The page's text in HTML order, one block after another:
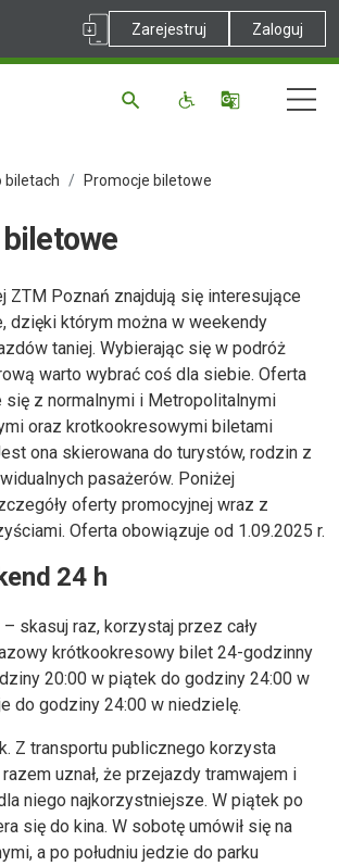
Zarejestruj Zaloguj
biletach Promocje biletowe
ZTM Poznań znajdują się interesujące
dzięki którym można w weekendy
taniej. Wybierając się w podróż
warto wybrać coś dla siebie. Oferta
się z normalnymi i Metropolitalnymi
oraz krotkookresowymi biletami
ona skierowana do turystów, rodzin z
pasażerów. Poniżej
oferty promocyjnej wraz z
Oferta obowiązuje od 1.09.2025 r.
24 h
skasuj raz, korzystaj przez cały
krótkookresowy bilet 24-godzinny
20:00 w piątek do godziny 24:00 w
do godziny 24:00 w niedzielę.
Z transportu publicznego korzysta
uznał, że przejazdy tramwajem i
niego najkorzystniejsze. W piątek po
się do kina. W sobotę umówił się na
a po południu jedzie do parku